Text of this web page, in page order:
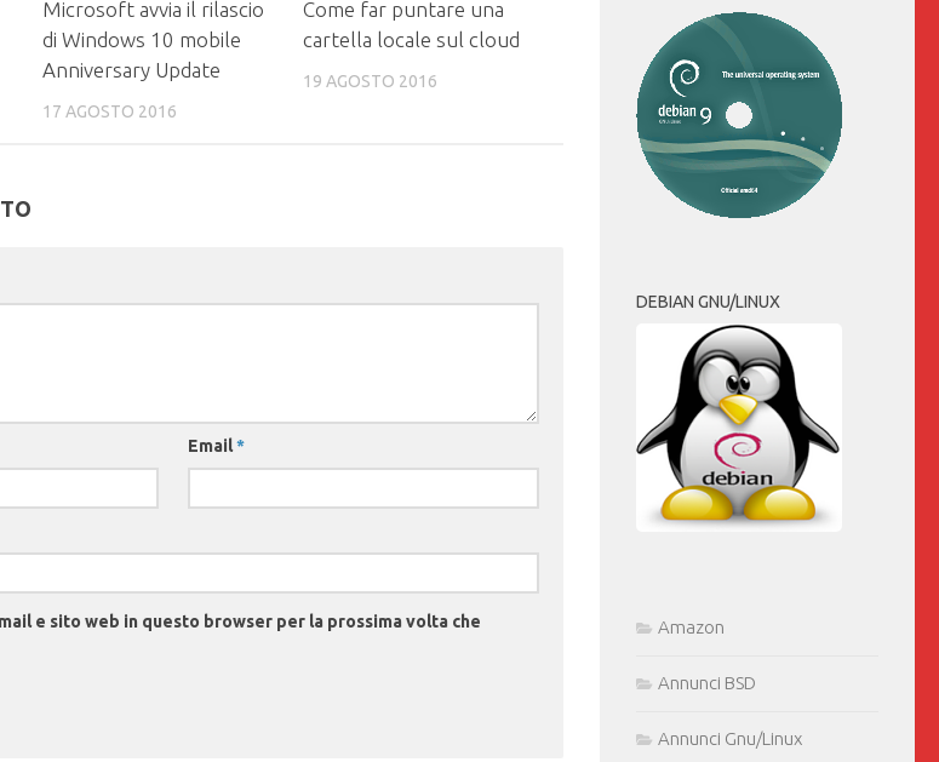
Microsoft avvia il rilascio
di Windows 10 mobile
Anniversary Update
17 AGOSTO 2016
Come far puntare una
cartella locale sul cloud
19 AGOSTO 2016
Email*
e sito web in questo browser per la prossima volta che
DEBIAN GNU/LINUX
Amazon
Annunci BSD
Annunci Gnu/Linux